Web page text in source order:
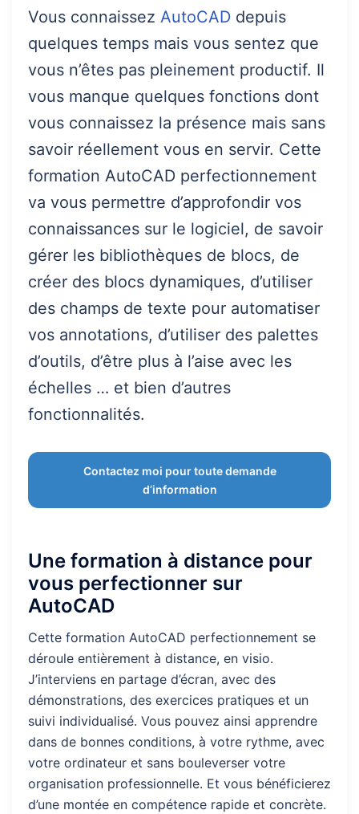
Vous connaissez AutoCAD depuis
quelques temps mais vous sentez que
vous n’êtes pas pleinement productif. Il
vous manque quelques fonctions dont
vous connaissez la présence mais sans
savoir réellement vous en servir. Cette
formation AutoCAD perfectionnement
va vous permettre d’approfondir vos
connaissances sur le logiciel, de savoir
gérer les bibliothèques de blocs, de
créer des blocs dynamiques, d’utiliser
des champs de texte pour automatiser
vos annotations, d’utiliser des palettes
d’outils, d’être plus à l’aise avec les
échelles … et bien d’autres
fonctionnalités.
Contactez moi pour toute demande
d’information
Une formation à distance pour
vous perfectionner sur
AutoCAD
Cette formation AutoCAD perfectionnement se
déroule entièrement à distance, en visio.
J’interviens en partage d’écran, avec des
démonstrations, des exercices pratiques et un
suivi individualisé. Vous pouvez ainsi apprendre
dans de bonnes conditions, à votre rythme, avec
votre ordinateur et sans bouleverser votre
organisation professionnelle. Et vous bénéficierez
d’une montée en compétence rapide et concrète.